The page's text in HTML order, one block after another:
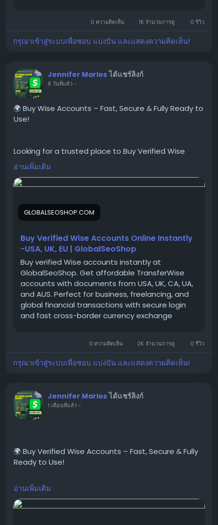
#BuyWiseAccounts
#VerifiedWiseAccounts
#GlobalSEOShop
#WiseAccountSeller
#WiseVerifiedLogin
#WiseBusinessAccounts
#Wise2025
0 ความคิดเห็น 1K จำนวนการดู 0 รีวิว
กรุณาเข้าสู่ระบบเพื่อชอบ แบ่งปัน และแสดงความคิดเห็น!
Jennifer Marlos ได้แชร์ลิงก์
8 วันที่แล้ว-
🌍 Buy Wise Accounts – Fast, Secure & Fully Ready to
Use!
Looking for a trusted place to Buy Verified Wise
Accounts?
We provide 100% verified, safe, and ready-to-use
Wise accounts for your international payments,
https://globalseoshop.com/product/buy-verified-
wise-accounts/
📱 WhatsApp: +1 864 708 8783
💬 Skype: GlobalSeoShop
📨 Telegram: @GlobalSeoShop
#VerifiedWiseAccounts
#WiseAccountsForSale
#BuyVerifiedWise
#WiseVerifiedLogin
#WiseBusinessAccounts
#Wise2025
#OnlinePaymentSolutions
อ่านเพิ่มเติม
GLOBALSEOSHOP.COM
Buy Verified Wise Accounts Online Instantly
-USA, UK, EU | GlobalSeoShop
Buy verified Wise accounts instantly at
GlobalSeoShop. Get affordable TransferWise
accounts with documents from USA, UK, CA, UA,
and AUS. Perfect for business, freelancing, and
global financial transactions with secure login
and fast cross-border currency exchange
0 ความคิดเห็น 2K จำนวนการดู 0 รีวิว
กรุณาเข้าสู่ระบบเพื่อชอบ แบ่งปัน และแสดงความคิดเห็น!
Jennifer Marlos ได้แชร์ลิงก์
1 เดือนที่แล้ว-
🌍 Buy Verified Wise Accounts – Fast, Secure & Fully
Ready to Use!
Looking for a trusted place to Buy Verified Wise
Accounts?
อ่านเพิ่มเติม